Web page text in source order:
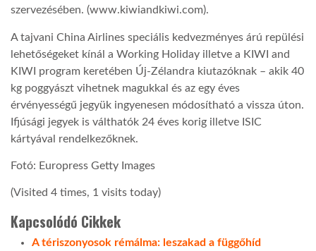
szervezésében. (www.kiwiandkiwi.com).
A tajvani China Airlines speciális kedvezményes árú repülési
lehetőségeket kínál a Working Holiday illetve a KIWI and
KIWI program keretében Új-Zélandra kiutazóknak – akik 40
kg poggyászt vihetnek magukkal és az egy éves
érvényességű jegyük ingyenesen módosítható a vissza úton.
Ifjúsági jegyek is válthatók 24 éves korig illetve ISIC
kártyával rendelkezőknek.
Fotó: Europress Getty Images
(Visited 4 times, 1 visits today)
Kapcsolódó Cikkek
A tériszonyosok rémálma: leszakad a függőhíd